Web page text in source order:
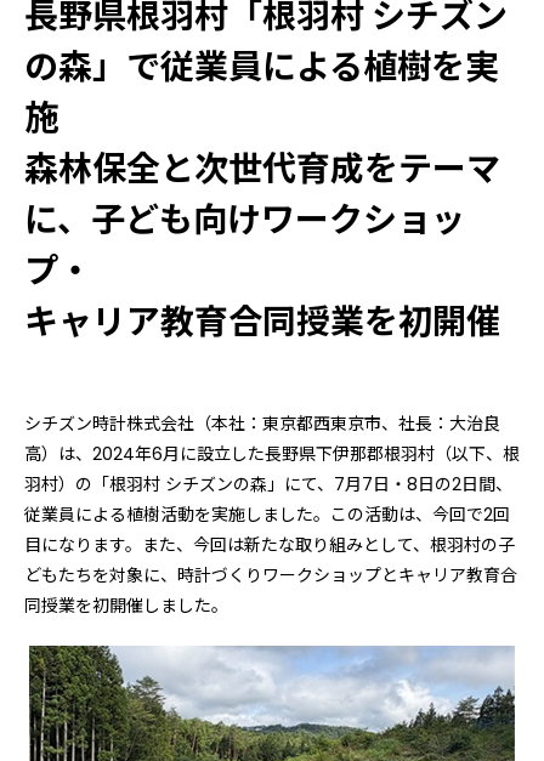
長野県根羽村「根羽村 シチズン
の森」で従業員による植樹を実
施
森林保全と次世代育成をテーマ
に、子ども向けワークショッ
プ・
キャリア教育合同授業を初開催
シチズン時計株式会社（本社：東京都西東京市、社長：大治良
高）は、2024年6月に設立した長野県下伊那郡根羽村（以下、根
羽村）の「根羽村 シチズンの森」にて、7月7日・8日の2日間、
従業員による植樹活動を実施しました。この活動は、今回で2回
目になります。また、今回は新たな取り組みとして、根羽村の子
どもたちを対象に、時計づくりワークショップとキャリア教育合
同授業を初開催しました。